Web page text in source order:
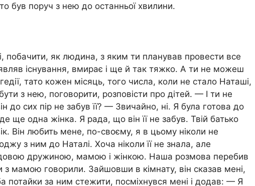
був поруч з нею до останньої хвилини.
побачити, як людина, з яким ти планував провести все
існування, вмирає і ще й так тяжко. А ти не можеш
тато кожен місяць, того числа, коли не стало Наташі,
з нею, поговорити, розповісти про дітей. — І ти не
до сих пір не забув її? — Звичайно, ні. Я була готова до
ще одна жінка. Я рада, що він її не забув. Твій батько
Він любить мене, по-своєму, я в цьому ніколи не
з ним до Наталі. Хоча ніколи її не знала, але
дружиною, мамою і жінкою. Наша розмова перебив
з мамою говорили. Зайшовши в кімнату, він сказав мені,
потайки за ним стежити, посміхнувся мені і додав: — Я